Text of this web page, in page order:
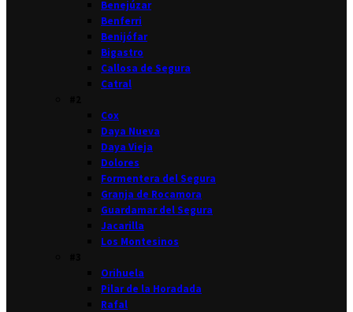
Benejúzar
Benferri
Benijófar
Bigastro
Callosa de Segura
Catral
Cox
Daya Nueva
Daya Vieja
Dolores
Formentera del Segura
Granja de Rocamora
Guardamar del Segura
Jacarilla
Los Montesinos
Orihuela
Pilar de la Horadada
Rafal